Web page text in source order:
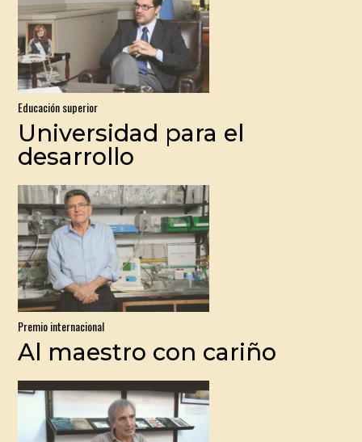
Educación superior
Universidad para el
desarrollo
Premio internacional
Al maestro con cariño